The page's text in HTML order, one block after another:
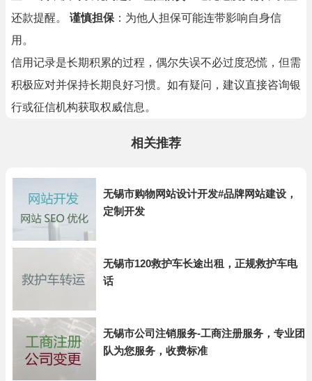
还款提醒。 谨慎担保 ：为他人担保可能连带影响自身信
用。
信用记录是长期积累的过程，偶尔失误不必过度恐慌，但需
积极应对并保持长期良好习惯。如有疑问，建议直接咨询银
行或征信机构获取权威信息。
相关推荐
无锡市购物网站设计开发#品牌网站建设，
定制开发
无锡市120救护车长途出租，正规救护车电
话
无锡市公司注销服务-工商注册服务，专业团
队为您服务，收费标准